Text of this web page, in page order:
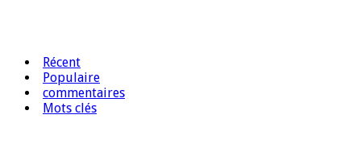
Récent
Populaire
commentaires
Mots clés